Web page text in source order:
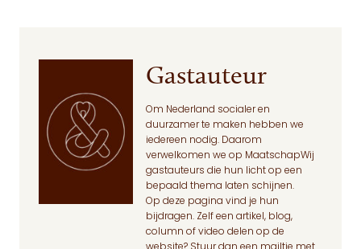
Gastauteur
Om Nederland socialer en
duurzamer te maken hebben we
iedereen nodig. Daarom
verwelkomen we op MaatschapWij
gastauteurs die hun licht op een
bepaald thema laten schijnen.
Op deze pagina vind je hun
bijdragen. Zelf een artikel, blog,
column of video delen op de